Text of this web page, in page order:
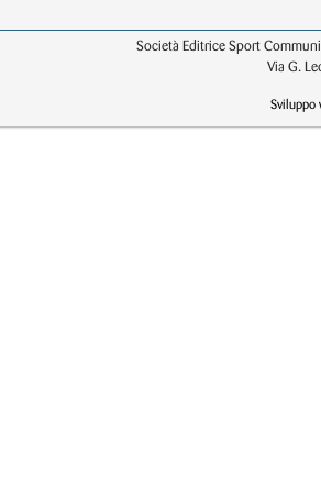
Società Editrice Sport
Via G.
Sviluppo